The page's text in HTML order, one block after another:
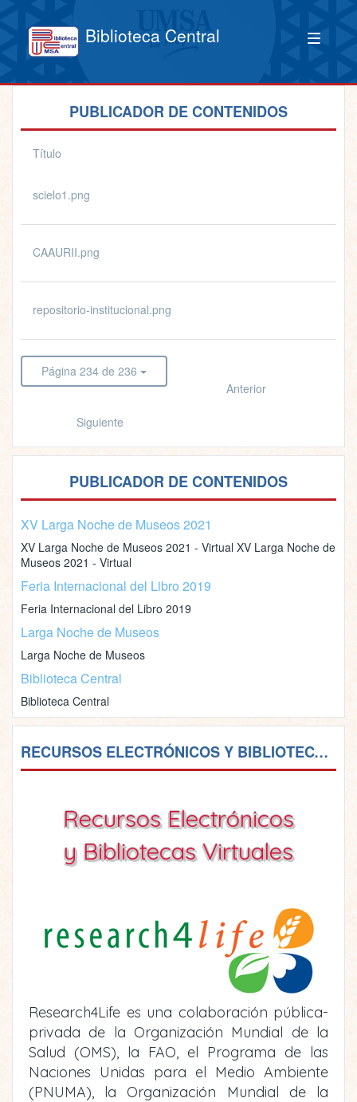
Biblioteca Central
PUBLICADOR DE CONTENIDOS
Título
scielo1.png
CAAURII.png
repositorio-institucional.png
Página 234 de 236
Anterior
Siguiente
PUBLICADOR DE CONTENIDOS
XV Larga Noche de Museos 2021
XV Larga Noche de Museos 2021 - Virtual XV Larga Noche de
Museos 2021 - Virtual
Feria Internacional del Libro 2019
Feria Internacional del Libro 2019
Larga Noche de Museos
Larga Noche de Museos
Biblioteca Central
Biblioteca Central
RECURSOS ELECTRÓNICOS Y BIBLIOTECAS VIRTUALES
Recursos Electrónicos
y Bibliotecas Virtuales
Research4Life es una colaboración pública-
privada de la Organización Mundial de la
Salud (OMS), la FAO, el Programa de las
Naciones Unidas para el Medio Ambiente
(PNUMA), la Organización Mundial de la